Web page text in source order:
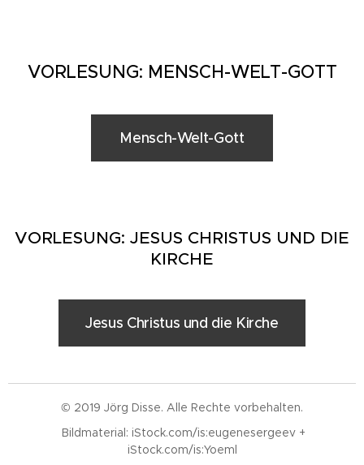
VORLESUNG: MENSCH-WELT-GOTT
Mensch-Welt-Gott
VORLESUNG: JESUS CHRISTUS UND DIE
KIRCHE
Jesus Christus und die Kirche
© 2019 Jörg Disse. Alle Rechte vorbehalten.
Bildmaterial: iStock.com/is:eugenesergeev +
iStock.com/is:Yoeml